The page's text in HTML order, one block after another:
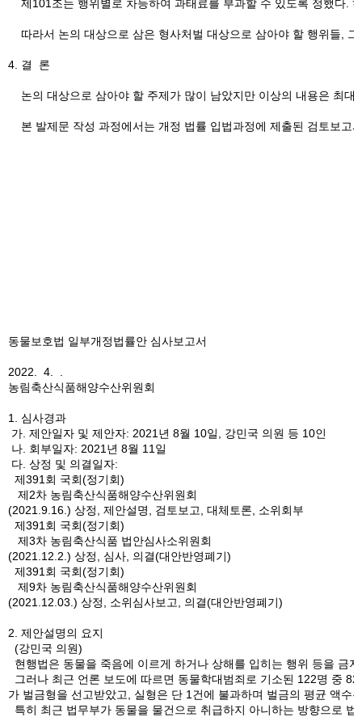
제101조는 행위별로 차등하여 과태료를 부과할 수 있도록 정했다.
따라서 논의 대상으로 삼은 형사처벌 대상으로 삼아야 할 행위들,
4. 결 론
논의 대상으로 삼아야 할 주제가 많이 남았지만 이상의 내용은 최대
본 발제문 작성 과정에서는 개정 법률 입법과정에 제출된 검토보고
동물보호법 일부개정법률안 심사보고서
2022. 4. .
농림축산식품해양수산위원회
1. 심사경과
가. 제안일자 및 제안자: 2021년 8월 10일, 강민국 의원 등 10인
나. 회부일자: 2021년 8월 11일
다. 상정 및 의결일자:
제391회 국회(정기회)
제2차 농림축산식품해양수산위원회
(2021.9.16.) 상정, 제안설명, 검토보고, 대체토론, 소위회부
제391회 국회(정기회)
제3차 농림축산식품 법안심사소위원회
(2021.12.2.) 상정, 심사, 의결(대안반영폐기)
제391회 국회(정기회)
제9차 농림축산식품해양수산위원회
(2021.12.03.) 상정, 소위심사보고, 의결(대안반영폐기)
2. 제안설명의 요지
(강민국 의원)
현행법은 동물을 죽음에 이르게 하거나 상해를 입히는 행위 등을 금
그러나 최근 언론 보도에 따르면 동물학대범죄로 기소된 122명 중
가 벌금형을 선고받았고, 실형은 단 1건에 불과하며 벌금의 평균 액
특히 최근 법무부가 동물을 물건으로 취급하지 아니하는 방향으로